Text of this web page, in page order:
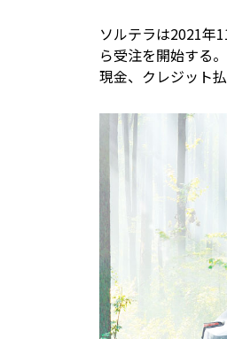
ソルテラは2021年
ら受注を開始する
現金、クレジット